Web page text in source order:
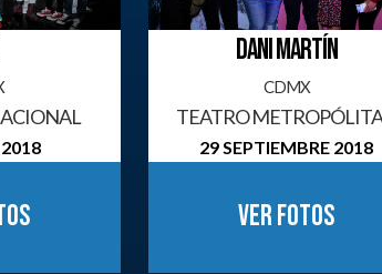
DANI MARTÍN
CDMX
TEATRO
29 SEPTIEMBRE 2018
Ver fotos